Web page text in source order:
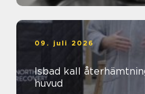
09. juli 2026
Isbad kall återhämtning för kropp och
huvud